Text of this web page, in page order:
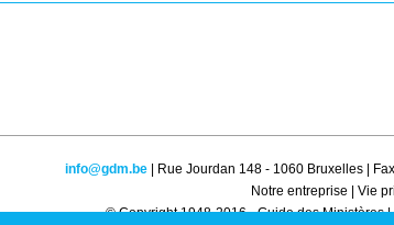
info@gdm.be | Rue Jourdan 148 - 1060 Bruxelles |
Notre entreprise
Vie
© Copyright 1948-2016 - Guide des Ministères |